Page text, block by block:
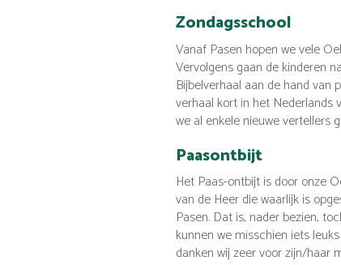
Zondagsschool
Vanaf Pasen hopen we vele
Vervolgens gaan de kinderen
Bijbelverhaal aan de hand
verhaal kort in het Nederlands
we al enkele nieuwe vertellers
Paasontbijt
Het Paas-ontbijt is door onze
van de Heer die waarlijk is
Pasen. Dat is, nader bezien,
kunnen we misschien iets
danken wij zeer voor zijn/haar